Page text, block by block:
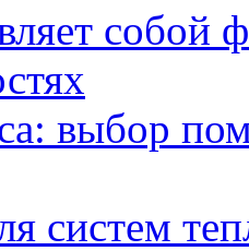
собой
выбор
систем